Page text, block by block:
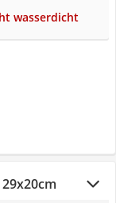
wasserdicht